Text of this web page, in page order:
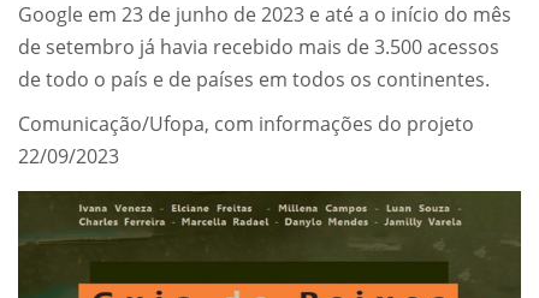
Google em 23 de junho de 2023 e até a o início do mês
de setembro já havia recebido mais de 3.500 acessos
de todo o país e de países em todos os continentes.
Comunicação/Ufopa, com informações do projeto
22/09/2023